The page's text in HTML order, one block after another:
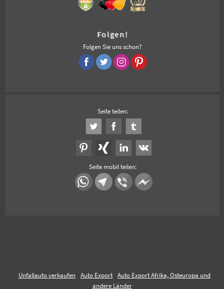
Folgen!
Folgen Sie uns schon?
Seite teilen:
Seite mobil teilen:
Unfallauto verkaufen Auto Export
Auto Export Afrika, Osteuropa und
andere Länder